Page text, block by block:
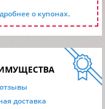
о купонах.
доставка